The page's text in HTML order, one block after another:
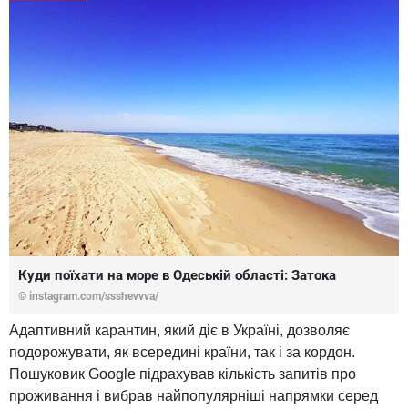
Куди поїхати на море в Одеській області: Затока
© instagram.com/ssshevvva/
Адаптивний карантин, який діє в Україні, дозволяє
подорожувати, як всередині країни, так і за кордон.
Пошуковик Google підрахував кількість запитів про
проживання і вибрав найпопулярніші напрямки серед